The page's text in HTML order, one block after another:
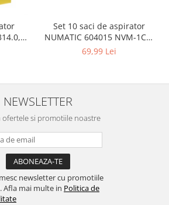
liber
SE
Set 10 saci de aspirator
NUMATIC 604015 NVM-1CH,
9L
69,99 Lei
NEWSLETTER
ofertele si promotiile noastre
newsletter cu promotiile
Afla mai multe in Politica de